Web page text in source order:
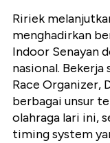
Ririek
menghadirkan
Indoor Senayan
nasional. Bekerja
Race Organizer,
berbagai unsur
olahraga lari ini,
timing system